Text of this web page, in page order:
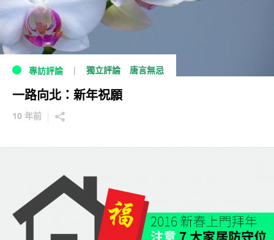
專訪評論 獨立評論 唐言無忌
一路向北：新年祝願
10 年前